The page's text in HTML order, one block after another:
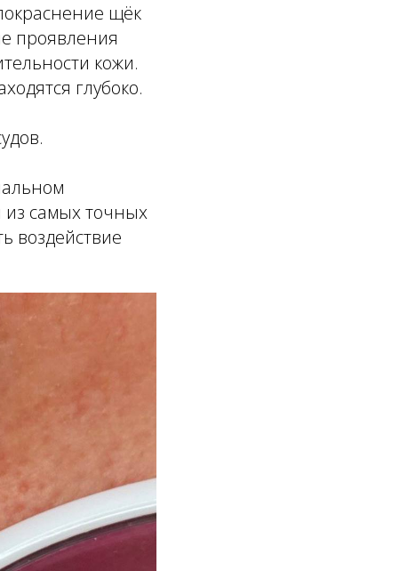
щёк
проявления
кожи.
глубоко.
из самых точных
воздействие